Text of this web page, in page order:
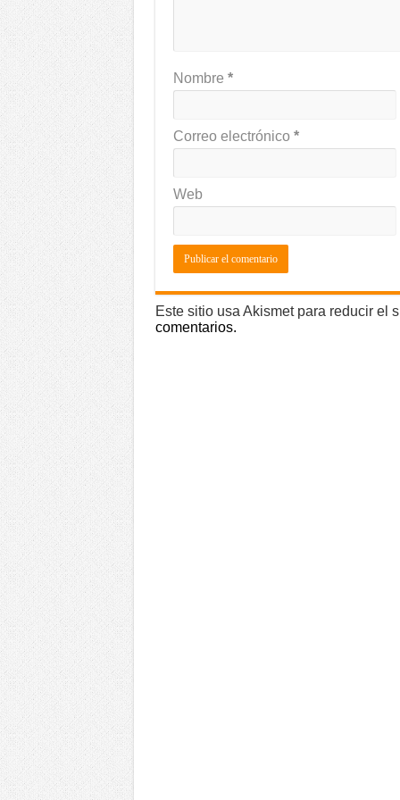
Nombre *
Correo electrónico *
Web
Este sitio usa Akismet para reducir el
comentarios.